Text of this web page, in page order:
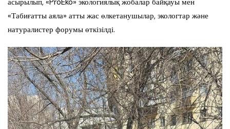
«Табиғатты аяла» атты жас өлкетанушылар, экологтар және
натуралистер форумы өткізілді.